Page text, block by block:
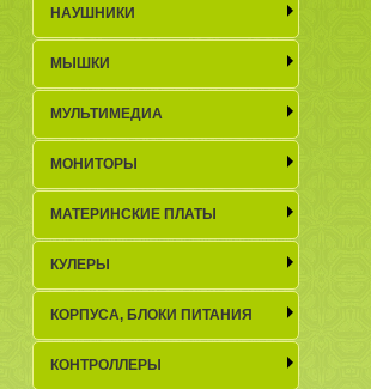
НАУШНИКИ
МЫШКИ
МУЛЬТИМЕДИА
МОНИТОРЫ
МАТЕРИНСКИЕ ПЛАТЫ
КУЛЕРЫ
КОРПУСА, БЛОКИ ПИТАНИЯ
КОНТРОЛЛЕРЫ